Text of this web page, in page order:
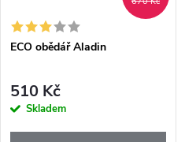
ECO obědář Aladin
510 Kč
Skladem